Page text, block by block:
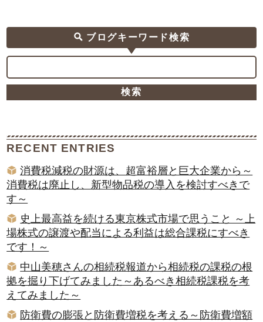
ブログキーワード検索
RECENT ENTRIES
消費税減税の財源は、超富裕層と巨大企業から～
消費税は廃止し、新型物品税の導入を検討すべきで
す～
史上最高益を続ける東京株式市場で思うこと ～上
場株式の譲渡や配当による利益は総合課税にすべき
です！～
中山美穂さんの相続税報道から相続税の課税の根
拠を掘り下げてみました～あるべき相続税課税を考
えてみました～
防衛費の膨張と防衛費増税を考える～防衛費増額